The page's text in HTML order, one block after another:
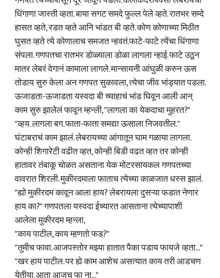
धिंगाणा जास्ती व्हता. बाया सगट समदे फुल्ल पेले व्हते. रातभर सम्दे
हासत व्हते, रडत व्हते आनि भांडत बी व्हते. कोण कोणाच्या मिठीत
घुसत व्हते त्ये कोणालाच समजत न्हवतं.फाटे-फाटे त्येंचा धिंगाणा
संपला. गणपतचा रातभर डोळ्याला डोळा लागला न्हाई. फाटे उठून
मातर लेबरं वेगानं कामाला लागले. मान्सायनी आंघुळी करुन ऊस
तोडाय सुरु केला अन गणपत सुकावला, त्येचा जीव भांड्यात पडला.
ऊजाडता-ऊजाडता यस्वदा बी च्याहाचं भांड घिवून आली आन्
काम सुरु झालेलं फावून म्हन्ली, "लागला का येकदाचा मुहरत?"
"व्हय. लागला बग. फाता-फाता समद्या ऊसाला निजवतील."
घंटाबराचं काम झालं. लेबरायच्या आंगातून घाम गळाया लागला.
कोन्ही शिगारेटी वढीत व्हत, कोन्ही बिडी वढत व्हत तर कोन्ही
हातावर तंबाकू चोळत असताना येक मोटरसायकल गणपतच्या
वावरात शिरली. मुकीरदमाला फाताच त्येच्या काळजात धस्स झालं.
"ह्यो मुकीरदम कावून आला हाय? लेबरायला दुसऱ्या फडात नेणार
हाय का?" गणपतला यस्वदा ईच्यारत आसताना त्येच्यापाशी
आलेला मुकीरदम म्हन्ला,
"काय पाटील, काय म्हणतो फड?"
"तुमीच फावा. आजपस्तोर मझ्या हातात पैका पडाय फायजे व्हता..."
"खर हाय पाटील. पर ह्ये काम आशेच असत्यात काय तरी आडचण